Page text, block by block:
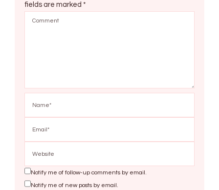
fields are marked *
Notify me of follow-up comments by email.
Notify me of new posts by email.